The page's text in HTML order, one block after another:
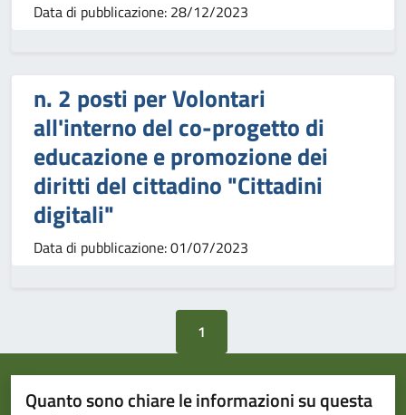
Data di pubblicazione: 28/12/2023
n. 2 posti per Volontari
all'interno del co-progetto di
educazione e promozione dei
diritti del cittadino "Cittadini
digitali"
Data di pubblicazione: 01/07/2023
1
Quanto sono chiare le informazioni su questa